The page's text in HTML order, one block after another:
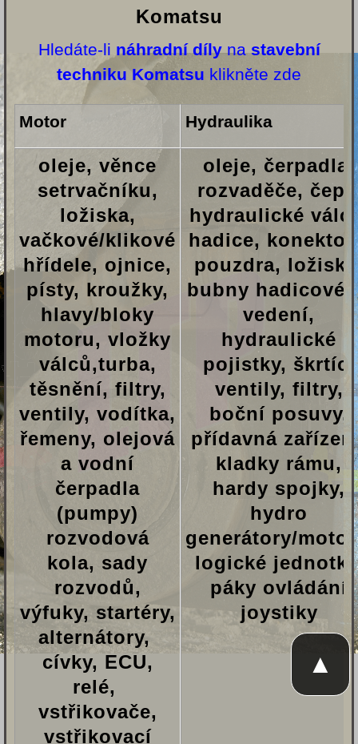
Komatsu
Hledáte-li náhradní dílynastavební
techniku Komatsu klikněte zde
Motor Hydraulika
oleje, věnce
setrvačníku,
ložiska,
vačkové/klikové
hřídele, ojnice,
písty, kroužky,
hlavy/bloky
motoru, vložky
válců,turba,
těsnění, filtry,
ventily, vodítka,
řemeny, olejová
a vodní
čerpadla
(pumpy)
rozvodová
kola, sady
rozvodů,
výfuky, startéry,
alternátory,
cívky, ECU,
relé,
vstřikovače,
vstřikovací
oleje, čerpadla,
rozvaděče,
hydraulické
hadice,
pouzdra,
bubny
vedení,
hydraulické
pojistky, škrtící
ventily, filtry,
boční posuvy,
přídavná
kladky rámu,
hardy spojky,
hydro
generátory/
logické
páky ovládání
joystiky
▲